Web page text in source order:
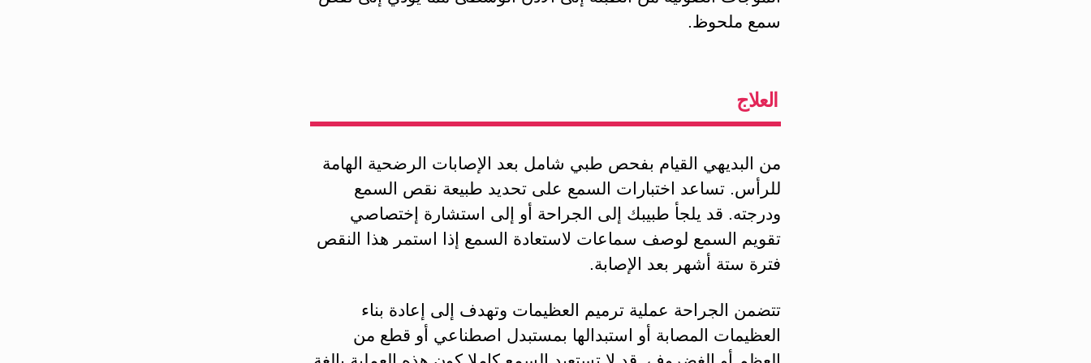
سمع ملحوظ.
العلاج
من البديهي القيام بفحص طبي شامل بعد الإصابات الرضحية الهامة
للرأس. تساعد اختبارات السمع على تحديد طبيعة نقص السمع
ودرجته. قد يلجأ طبيبك إلى الجراحة أو إلى استشارة إختصاصي
تقويم السمع لوصف سماعات لاستعادة السمع إذا استمر هذا النقص
فترة ستة أشهر بعد الإصابة.
تتضمن الجراحة عملية ترميم العظيمات وتهدف إلى إعادة بناء
العظيمات المصابة أو استبدالها بمستبدل اصطناعي أو قطع من